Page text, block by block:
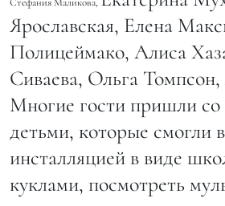
Стефания Маликова,
Ярославская, Елена
Полицеймако, Алиса
Сиваева, Ольга
Многие гости пришли со
детьми, которые смогли
инсталляцией в виде
куклами, посмотреть